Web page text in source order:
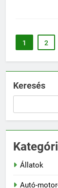
1 2
Keresés
Állatok
Autó-